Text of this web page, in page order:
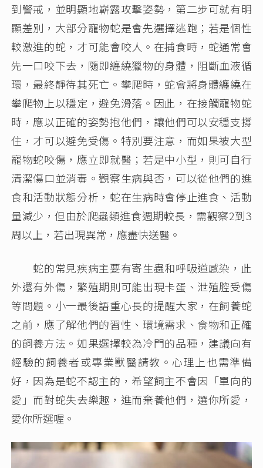
到警戒，並明顯地嶄露攻擊姿勢，第二步可就有明
顯差別，大部分寵物蛇是會先選擇逃跑；若是個性
較激進的蛇，才可能會咬人。在捕食時，蛇通常會
先一口咬下去，隨即纏繞獵物的身體，阻斷血液循
環，最終靜待其死亡。攀爬時，蛇會將身體纏繞在
攀爬物上以穩定，避免滑落。因此，在接觸寵物蛇
時，應以正確的姿勢抱他們，讓他們可以安穩支撐
住，才可以避免受傷。特別要注意，而如果被大型
寵物蛇咬傷，應立即就醫；若是中小型，則可自行
清潔傷口並消毒。觀察生病與否，可以從他們的進
食和活動狀態分析，蛇在生病時會停止進食、活動
量減少，但由於爬蟲類進食週期較長，需觀察2到3
周以上，若出現異常，應盡快送醫。
蛇的常見疾病主要有寄生蟲和呼吸道感染，此
外還有外傷，繁殖期則可能出現卡蛋、泄殖腔受傷
等問題。小一最後語重心長的提醒大家，在飼養蛇
之前，應了解他們的習性、環境需求、食物和正確
的飼養方法。如果選擇較為冷門的品種，建議向有
經驗的飼養者或專業獸醫請教。心理上也需準備
好，因為是蛇不認主的，希望飼主不會因「單向的
愛」而對蛇失去樂趣，進而棄養他們，選你所愛，
愛你所選喔。